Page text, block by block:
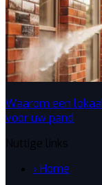
Waarom een
voor uw pand
Nuttige links
› Home